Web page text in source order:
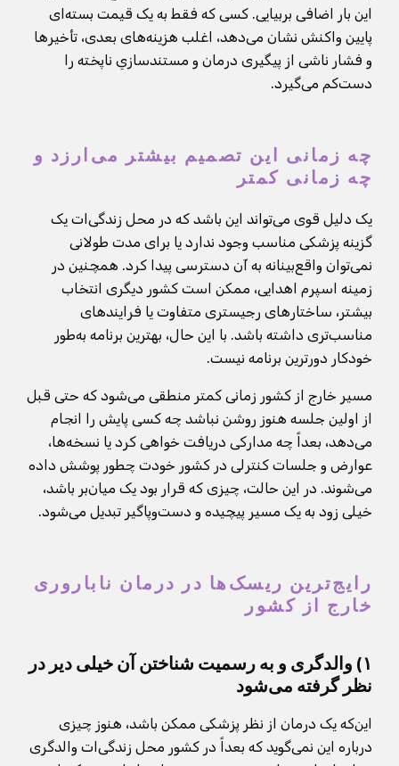
این بار اضافی بربیایی. کسی که فقط به یک قیمت بسته‌ای
پایین واکنش نشان می‌دهد، اغلب هزینه‌های بعدی، تأخیرها
و فشار ناشی از پیگیری درمان و مستندسازیِ ناپخته را
دست‌کم می‌گیرد.
چه زمانی این تصمیم بیشتر می‌ارزد و
چه زمانی کمتر
یک دلیل قوی می‌تواند این باشد که در محل زندگی‌ات یک
گزینه پزشکی مناسب وجود ندارد یا برای مدت طولانی
نمی‌توان واقع‌بینانه به آن دسترسی پیدا کرد. همچنین در
زمینه اسپرم اهدایی، ممکن است کشور دیگری انتخاب
بیشتر، ساختارهای رجیستری متفاوت یا فرایندهای
مناسب‌تری داشته باشد. با این حال، بهترین برنامه به‌طور
خودکار دورترین برنامه نیست.
مسیر خارج از کشور زمانی کمتر منطقی می‌شود که حتی قبل
از اولین جلسه هنوز روشن نباشد چه کسی پایش را انجام
می‌دهد، بعداً چه مدارکی دریافت خواهی کرد یا نسخه‌ها،
عوارض و جلسات کنترلی در کشور خودت چطور پوشش داده
می‌شوند. در این حالت، چیزی که قرار بود یک میان‌بر باشد،
خیلی زود به یک مسیر پیچیده و دست‌وپاگیر تبدیل می‌شود.
رایج‌ترین ریسک‌ها در درمان ناباروری
خارج از کشور
۱) والدگری و به رسمیت شناختن آن خیلی دیر در
نظر گرفته می‌شود
این‌که یک درمان از نظر پزشکی ممکن باشد، هنوز چیزی
درباره این نمی‌گوید که بعداً در کشور محل زندگی‌ات والدگری